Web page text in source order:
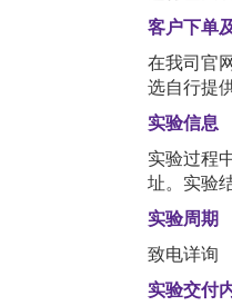
客户下单
在我司官
选自行提
实验信息
实验过程
址。实验
实验周期
致电详询
实验交付